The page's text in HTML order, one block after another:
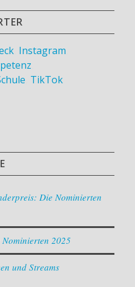
, Instagram
TikTok
Die Nominierten
2025
und Streams